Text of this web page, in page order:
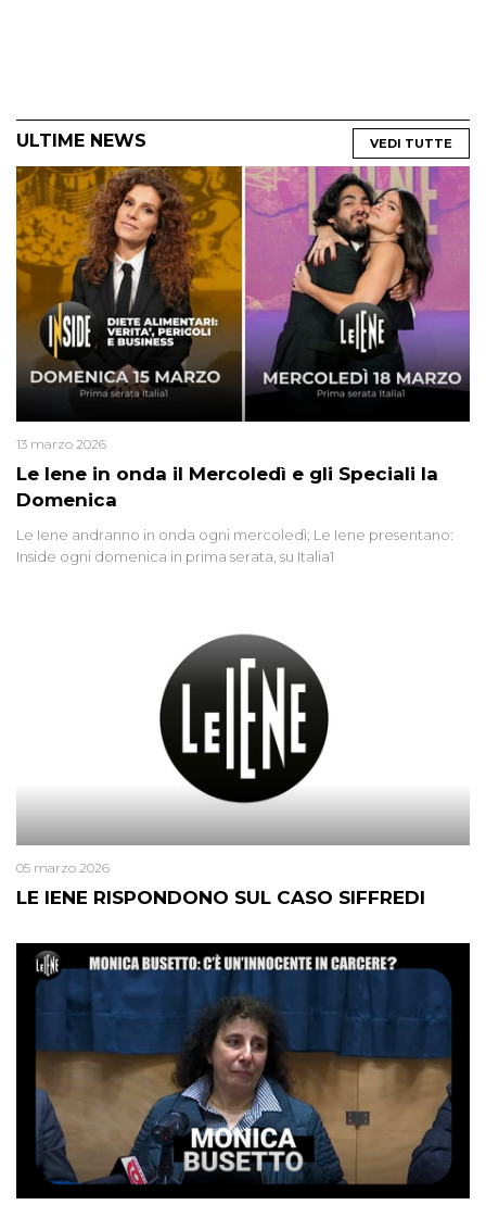
ULTIME NEWS VEDI TUTTE
Le Iene in onda il Mercoledì e gli Speciali la
Domenica
13 marzo 2026
Le Iene andranno in onda ogni mercoledì; Le Iene presentano:
Inside ogni domenica in prima serata, su Italia1
LE IENE RISPONDONO SUL CASO SIFFREDI
05 marzo 2026